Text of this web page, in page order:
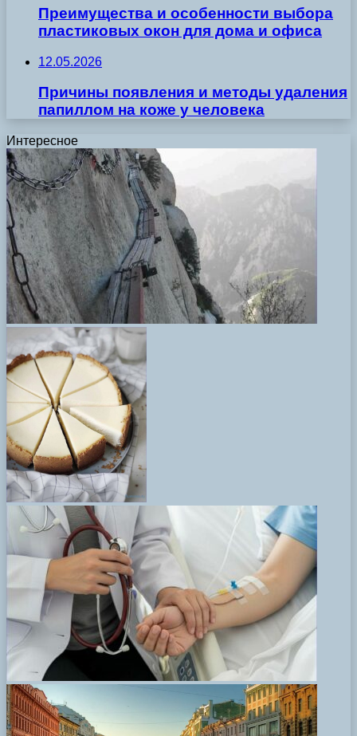
Преимущества и особенности выбора
пластиковых окон для дома и офиса
12.05.2026
Причины появления и методы удаления
папиллом на коже у человека
Интересное